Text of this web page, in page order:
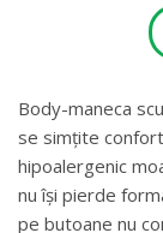
Body-maneca
se simțite
hipoalergenic
nu își pierde
pe butoane nu